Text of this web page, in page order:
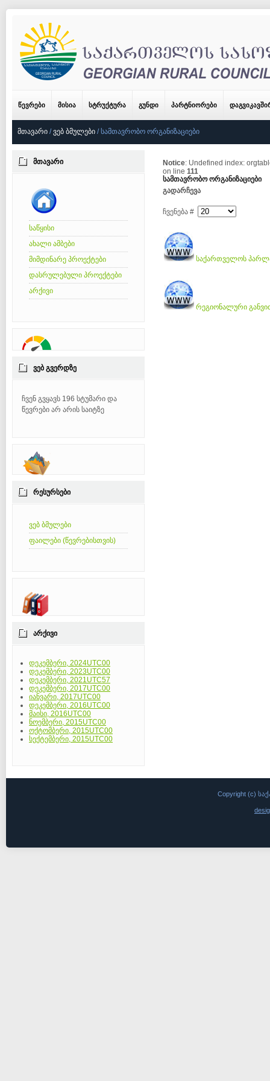
ᲬᲔᲕᲠᲔᲑᲘ ᲛᲘᲡᲘᲐ ᲡᲢᲠᲣᲥᲢᲣᲠᲐ ᲒᲣᲜᲓᲘ ᲞᲐᲠᲢᲜᲘᲝᲠᲔᲑᲘ
ᲛᲗᲐᲕᲐᲠᲘ / ᲕᲔᲑ ᲑᲛᲣᲚᲔᲑᲘ /ᲡᲐᲛᲗᲐᲕᲠᲝᲑᲝ ᲝᲠᲒᲐᲜᲘᲖᲐᲪᲘᲔᲑᲘ
ᲛᲗᲐᲕᲐᲠᲘ
საწყისი
ახალი ამბები
მიმდინარე პროექტები
დასრულებული პროექტები
არქივი
ᲕᲔᲑ ᲒᲕᲔᲠᲓᲖᲔ
ჩვენ გვყავს 196 სტუმარი და
წევრები არ არის საიტზე
ᲠᲔᲡᲣᲠᲡᲔᲑᲘ
ვებ ბმულები
ფაილები (წევრებისთვის)
ᲐᲠᲥᲘᲕᲘ
დეკემბერი, 2024UTC00
დეკემბერი, 2023UTC00
დეკემბერი, 2021UTC57
დეკემბერი, 2017UTC00
იანვარი, 2017UTC00
დეკემბერი, 2016UTC00
მაისი, 2016UTC00
ნოემბერი, 2015UTC00
ოქტომბერი, 2015UTC00
სექტემბერი, 2015UTC00
Notice: Undefined index:
on line 111
სამთავრობო ორგანიზაციები
გადარჩევა
ჩვენება #
საქართველოს
რეგიონალური
Copyright (c)